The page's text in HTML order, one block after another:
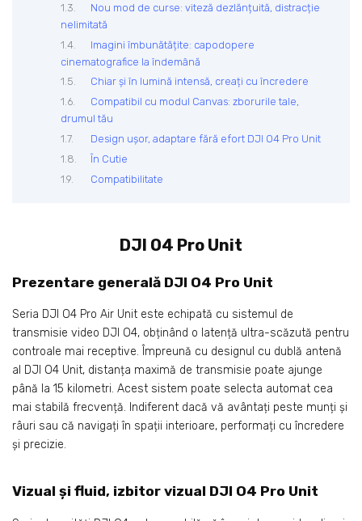
Nou mod de curse: viteză dezlănțuită, distracție
nelimitată
Imagini îmbunătățite: capodopere
cinematografice la îndemână
Chiar și în lumină intensă, creați cu încredere
Compatibil cu modul Canvas: zborurile tale,
drumul tău
Design ușor, adaptare fără efort DJI O4 Pro Unit
În Cutie
Compatibilitate
DJI O4 Pro Unit
Prezentare generală DJI O4 Pro Unit
Seria DJI O4 Pro Air Unit este echipată cu sistemul de
transmisie video DJI O4, obținând o latență ultra-scăzută pentru
controale mai receptive. Împreună cu designul cu dublă antenă
al DJI O4 Unit, distanța maximă de transmisie poate ajunge
până la 15 kilometri. Acest sistem poate selecta automat cea
mai stabilă frecvență. Indiferent dacă vă avântați peste munți și
râuri sau că navigați în spații interioare, performați cu încredere
și precizie.
Vizual și fluid, izbitor vizual DJI O4 Pro Unit